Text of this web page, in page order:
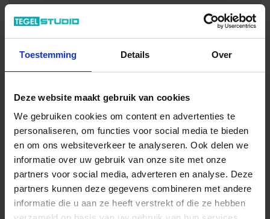
Toestemming Details Over
Deze website maakt gebruik van cookies
We gebruiken cookies om content en advertenties te
personaliseren, om functies voor social media te bieden
en om ons websiteverkeer te analyseren. Ook delen we
informatie over uw gebruik van onze site met onze
partners voor social media, adverteren en analyse. Deze
partners kunnen deze gegevens combineren met andere
informatie die u aan ze heeft verstrekt of die ze hebben
Totale prijs / geleverde hoeveelheid
142,97 €